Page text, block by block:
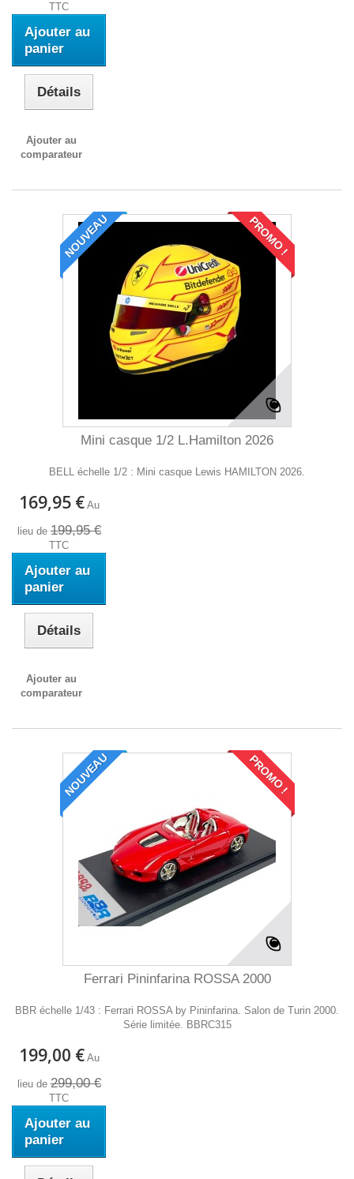
TTC
Ajouter au
panier
Détails
Ajouter au
comparateur
NOUVEAU PROMO !
Mini casque 1/2 L.Hamilton 2026
BELL échelle 1/2 : Mini casque Lewis HAMILTON 2026.
169,95 € Au
lieu de199,95 €
TTC
Ajouter au
panier
Détails
Ajouter au
comparateur
NOUVEAU PROMO !
Ferrari Pininfarina ROSSA 2000
BBR échelle 1/43 : Ferrari ROSSA by Pininfarina. Salon de Turin 2000.
Série limitée. BBRC315
199,00 € Au
lieu de299,00 €
TTC
Ajouter au
panier